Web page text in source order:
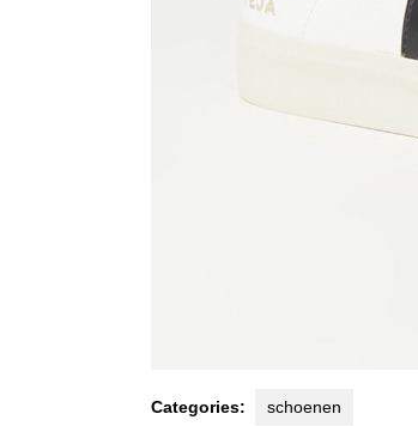
Categories: schoenen